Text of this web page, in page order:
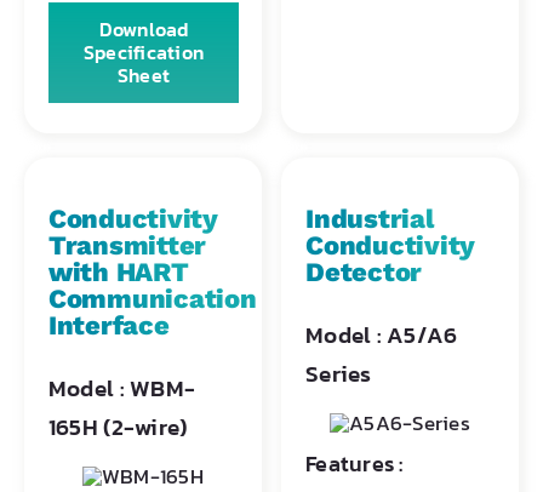
Download
Specification
Sheet
Conductivity
Transmitter
with HART
Communication
Interface
Model : WBM-
165H (2-wire)
Industrial
Conductivity
Detector
Model : A5/A6
Series
Features :